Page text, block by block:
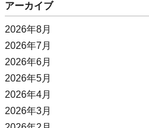
アーカイブ
2026年8月
2026年7月
2026年6月
2026年5月
2026年4月
2026年3月